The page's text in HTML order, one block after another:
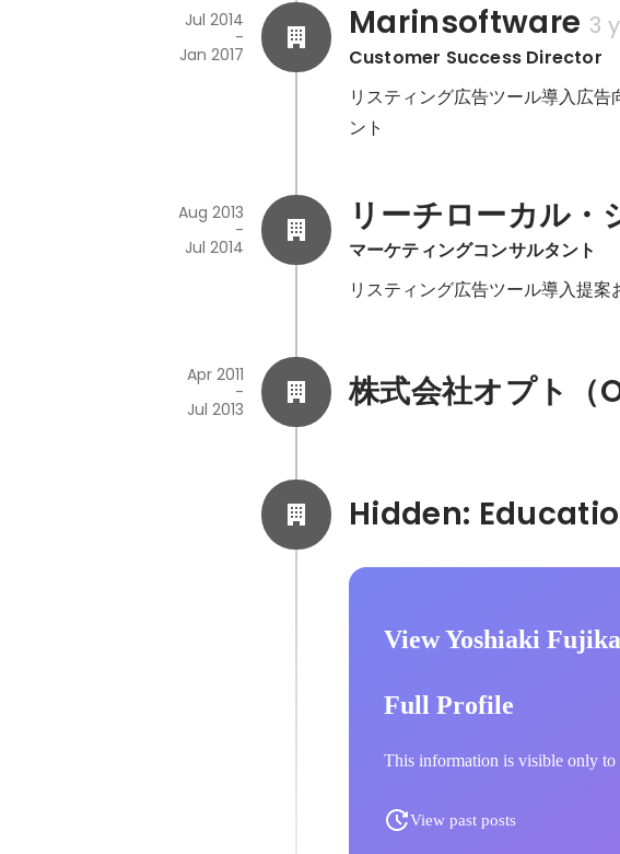
Marinsoftware 3
Customer Success Director
Jul 2014
-
Jan 2017
リスティング広告ツール導入広
ント
リーチローカル・
マーケティングコンサルタント
Aug 2013
-
Jul 2014
リスティング広告ツール導入提
株式会社オプト（
Apr 2011
-
Jul 2013
View Yoshiaki
Full Profile
This information is visible only to
View past posts